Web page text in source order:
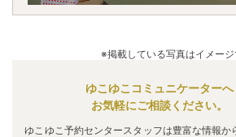
※掲載している写真はイメージ
ゆこゆこコミュニケーターへ
お気軽にご相談ください。
ゆこゆこ予約センタースタッフは豊富な情報か